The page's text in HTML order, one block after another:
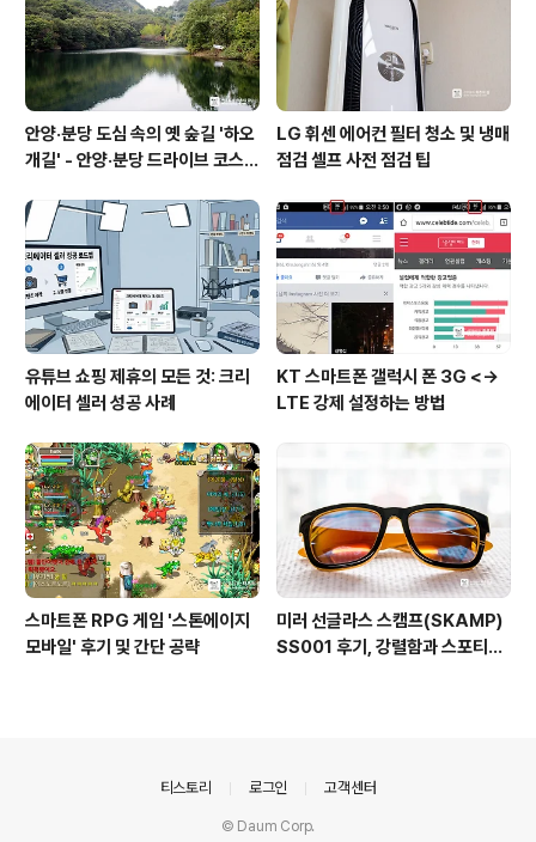
안양·분당 도심 속의 옛 숲길 '하오
개길' - 안양·분당 드라이브 코스
LG 휘센 에어컨 필터 청소 및 냉매
점검 셀프 사전 점검 팁
유튜브 쇼핑 제휴의 모든 것: 크리
에이터 셀러 성공 사례
KT 스마트폰 갤럭시 폰 3G <->
LTE 강제 설정하는 방법
스마트폰 RPG 게임 '스톤에이지
모바일' 후기 및 간단 공략
미러 선글라스 스캠프(SKAMP)
SS001 후기, 강렬함과 스포티를
티스토리 로그인 고객센터
© Daum Corp.